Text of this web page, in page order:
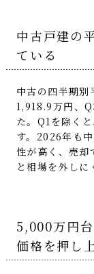
中古戸建の
ている
中古の四半期
1,918.9万円、
た。Q1を除く
す。2026年も
性が高く、売却
と相場を外し
5,000万円
価格を押し